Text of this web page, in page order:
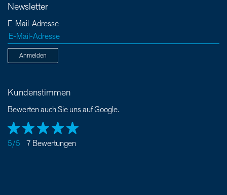
Newsletter
E-Mail-Adresse
Anmelden
Kundenstimmen
Bewerten auch Sie uns auf Google.
5/5 7 Bewertungen